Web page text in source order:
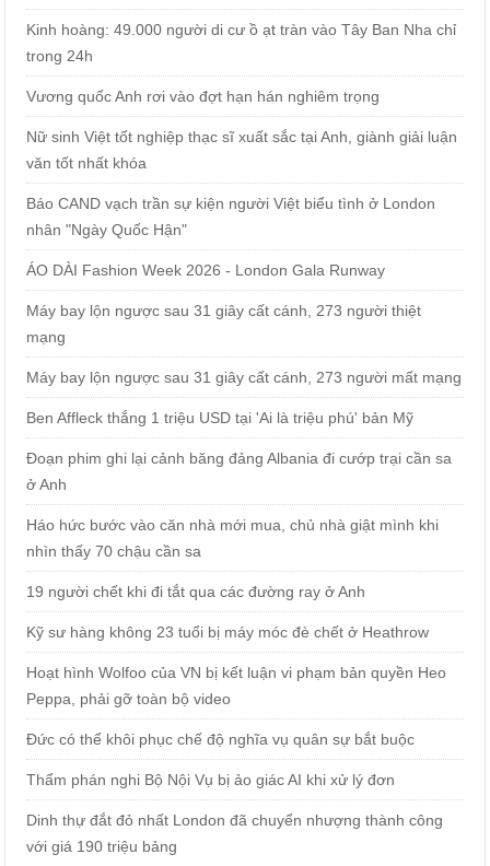
Kinh hoàng: 49.000 người di cư ồ ạt tràn vào Tây Ban Nha chỉ
trong 24h
Vương quốc Anh rơi vào đợt hạn hán nghiêm trọng
Nữ sinh Việt tốt nghiệp thạc sĩ xuất sắc tại Anh, giành giải luận
văn tốt nhất khóa
Báo CAND vạch trần sự kiện người Việt biểu tình ở London
nhân "Ngày Quốc Hận"
ÁO DÀI Fashion Week 2026 - London Gala Runway
Máy bay lộn ngược sau 31 giây cất cánh, 273 người thiệt
mạng
Máy bay lộn ngược sau 31 giây cất cánh, 273 người mất mạng
Ben Affleck thắng 1 triệu USD tại 'Ai là triệu phú' bản Mỹ
Đoạn phim ghi lại cảnh băng đảng Albania đi cướp trại cần sa
ở Anh
Háo hức bước vào căn nhà mới mua, chủ nhà giật mình khi
nhìn thấy 70 chậu cần sa
19 người chết khi đi tắt qua các đường ray ở Anh
Kỹ sư hàng không 23 tuổi bị máy móc đè chết ở Heathrow
Hoạt hình Wolfoo của VN bị kết luận vi phạm bản quyền Heo
Peppa, phải gỡ toàn bộ video
Đức có thể khôi phục chế độ nghĩa vụ quân sự bắt buộc
Thẩm phán nghi Bộ Nội Vụ bị ảo giác AI khi xử lý đơn
Dinh thự đắt đỏ nhất London đã chuyển nhượng thành công
với giá 190 triệu bảng